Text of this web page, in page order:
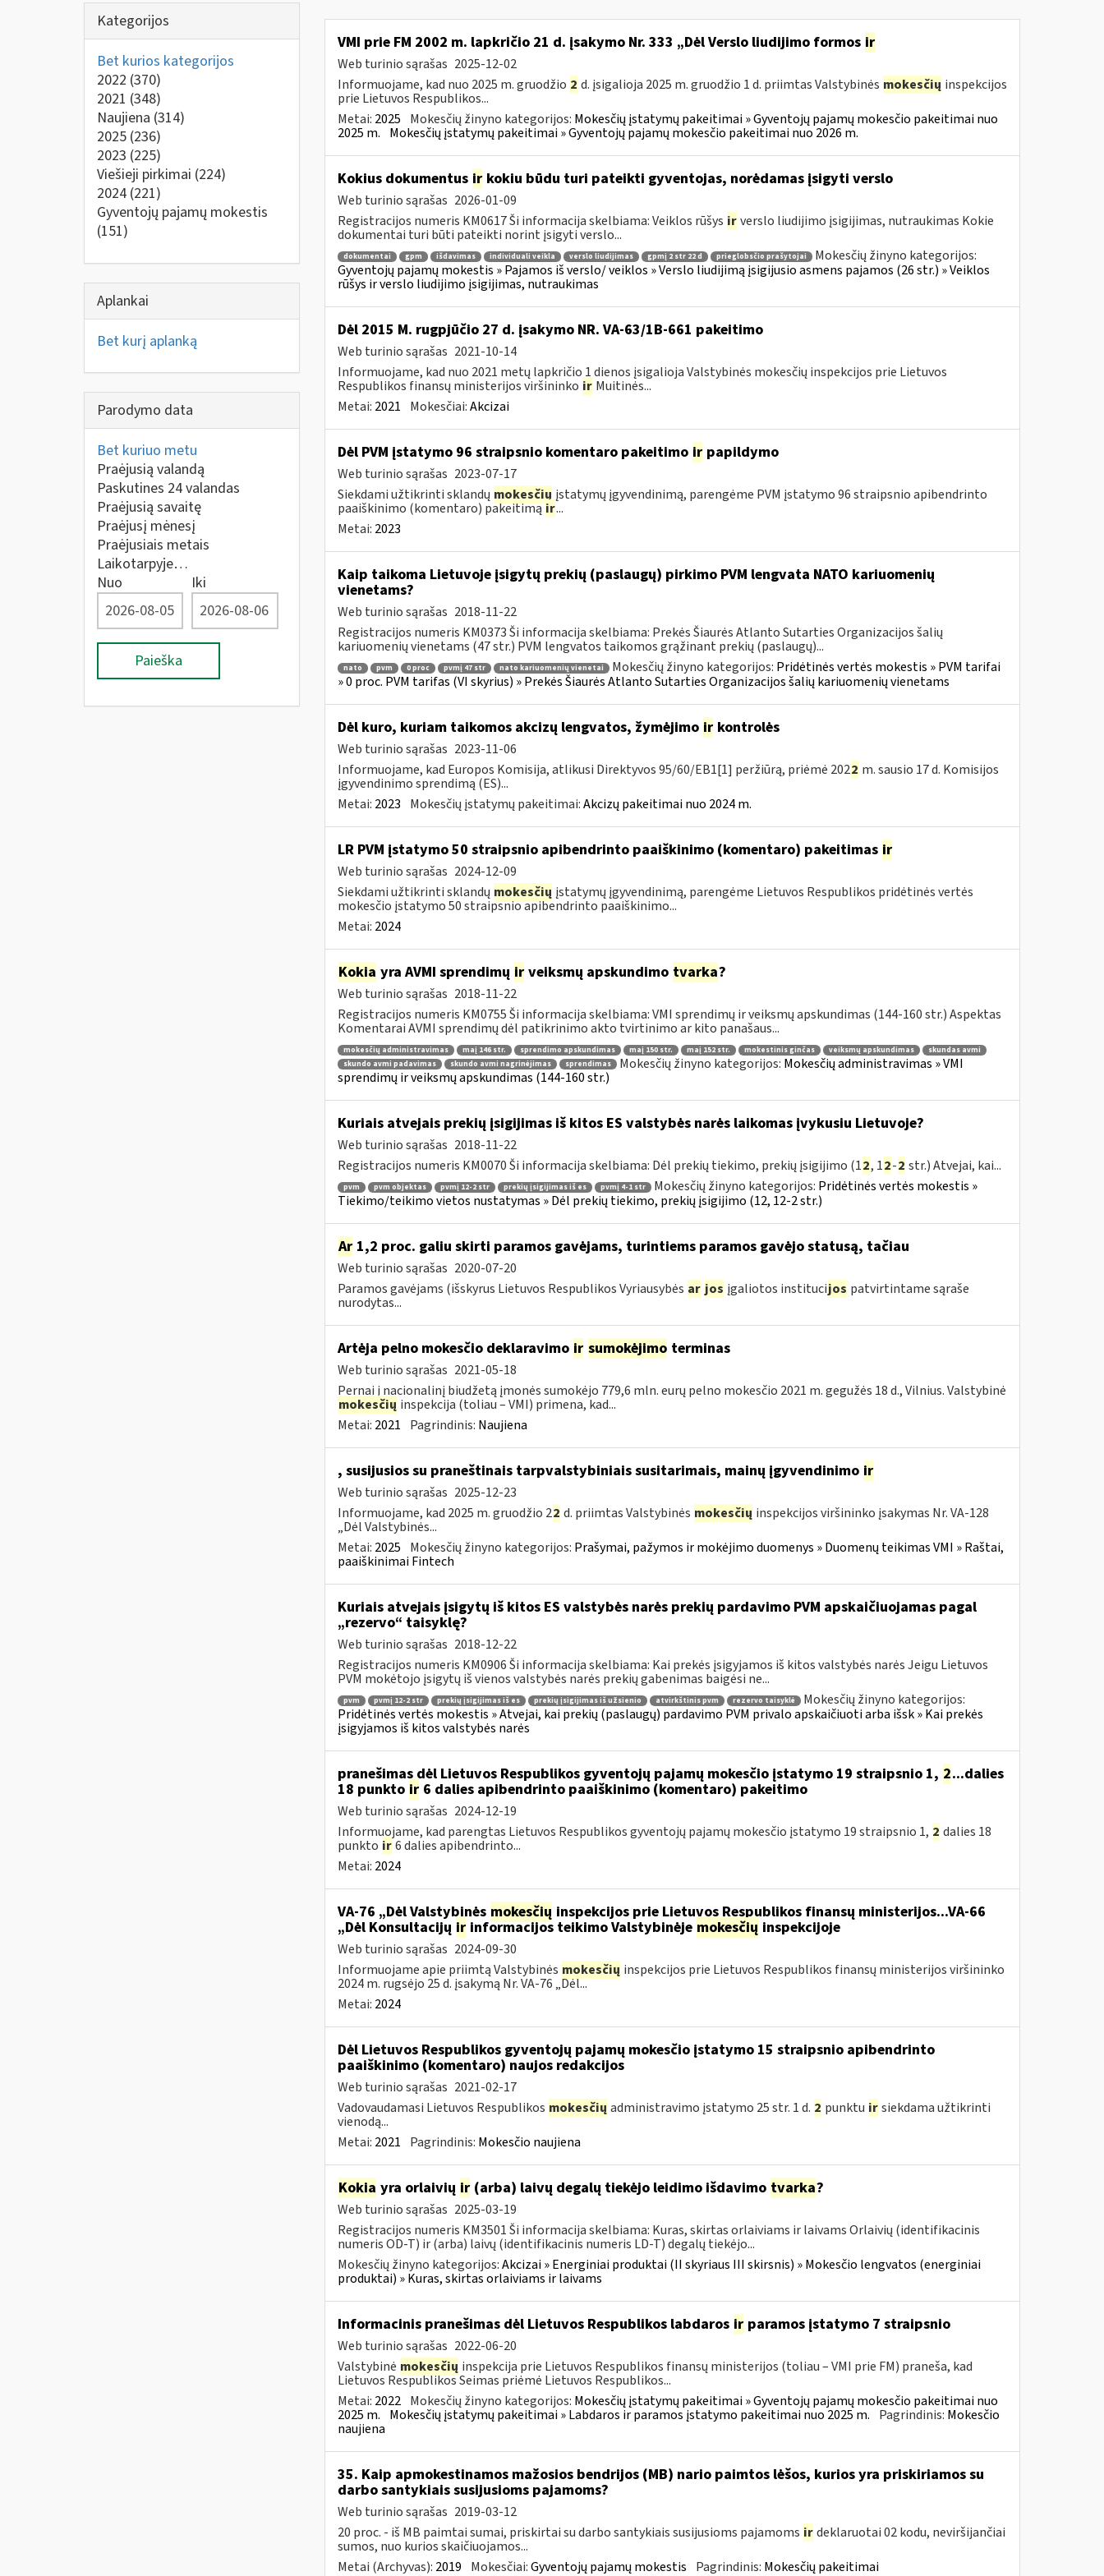
Kategorijos
Bet kurios kategorijos
2022 (370)
2021 (348)
Naujiena (314)
2025 (236)
2023 (225)
Viešieji pirkimai (224)
2024 (221)
Gyventojų pajamų mokestis
(151)
Aplankai
Bet kurį aplanką
Parodymo data
Bet kuriuo metu
Praėjusią valandą
Paskutines 24 valandas
Praėjusią savaitę
Praėjusį mėnesį
Praėjusiais metais
Laikotarpyje…
Nuo
Iki
Paieška
VMI prie FM 2002 m. lapkričio 21 d. įsakymo Nr. 333 „Dėl Verslo liudijimo formos ir
Web turinio sąrašas 2025-12-02
Informuojame, kad nuo 2025 m. gruodžio 2 d. įsigalioja 2025 m. gruodžio 1 d. priimtas Valstybinės mokesčių inspekcijos
prie Lietuvos Respublikos...
Metai: 2025 Mokesčių žinyno kategorijos: Mokesčių įstatymų pakeitimai » Gyventojų pajamų mokesčio pakeitimai nuo
2025 m. Mokesčių įstatymų pakeitimai » Gyventojų pajamų mokesčio pakeitimai nuo 2026 m.
Kokius dokumentus irkokiu būdu turi pateikti gyventojas, norėdamas įsigyti verslo
Web turinio sąrašas 2026-01-09
Registracijos numeris KM0617 Ši informacija skelbiama: Veiklos rūšys ir verslo liudijimo įsigijimas, nutraukimas Kokie
dokumentai turi būti pateikti norint įsigyti verslo...
dokumentai gpm išdavimas individuali veikla verslo liudijimas gpmį 2 str 22 d prieglobsčio prašytojai
Mokesčių žinyno kategorijos:
Gyventojų pajamų mokestis » Pajamos iš verslo/ veiklos » Verslo liudijimą įsigijusio asmens pajamos (26 str.) » Veiklos
rūšys ir verslo liudijimo įsigijimas, nutraukimas
Dėl 2015 M. rugpjūčio 27 d. įsakymo NR. VA-63/1B-661 pakeitimo
Web turinio sąrašas 2021-10-14
Informuojame, kad nuo 2021 metų lapkričio 1 dienos įsigalioja Valstybinės mokesčių inspekcijos prie Lietuvos
Respublikos finansų ministerijos viršininko ir Muitinės...
Metai: 2021 Mokesčiai:Akcizai
Dėl PVM įstatymo 96 straipsnio komentaro pakeitimo irpapildymo
Web turinio sąrašas 2023-07-17
Siekdami užtikrinti sklandų mokesčių įstatymų įgyvendinimą, parengėme PVM įstatymo 96 straipsnio apibendrinto
paaiškinimo (komentaro) pakeitimąir...
Metai: 2023
Kaip taikoma Lietuvoje įsigytų prekių (paslaugų) pirkimo PVM lengvata NATO kariuomenių
vienetams?
Web turinio sąrašas 2018-11-22
Registracijos numeris KM0373 Ši informacija skelbiama: Prekės Šiaurės Atlanto Sutarties Organizacijos šalių
kariuomenių vienetams (47 str.) PVM lengvatos taikomos grąžinant prekių (paslaugų)...
nato pvm 0 proc pvmį 47 str nato kariuomenių vienetai Mokesčių žinyno kategorijos: Pridėtinės vertės mokestis » PVM tarifai
» 0 proc. PVM tarifas (VI skyrius) » Prekės Šiaurės Atlanto Sutarties Organizacijos šalių kariuomenių vienetams
Dėl kuro, kuriam taikomos akcizų lengvatos, žymėjimo irkontrolės
Web turinio sąrašas 2023-11-06
Informuojame, kad Europos Komisija, atlikusi Direktyvos 95/60/EB1[1] peržiūrą, priėmė 2022 m. sausio 17 d. Komisijos
įgyvendinimo sprendimą (ES)...
Metai: 2023 Mokesčių įstatymų pakeitimai:Akcizų pakeitimai nuo 2024 m.
LR PVM įstatymo 50 straipsnio apibendrinto paaiškinimo (komentaro) pakeitimas ir
Web turinio sąrašas 2024-12-09
Siekdami užtikrinti sklandų mokesčių įstatymų įgyvendinimą, parengėme Lietuvos Respublikos pridėtinės vertės
mokesčio įstatymo 50 straipsnio apibendrinto paaiškinimo...
Metai: 2024
Kokia yra AVMI sprendimų irveiksmų apskundimo tvarka?
Web turinio sąrašas 2018-11-22
Registracijos numeris KM0755 Ši informacija skelbiama: VMI sprendimų ir veiksmų apskundimas (144-160 str.) Aspektas
Komentarai AVMI sprendimų dėl patikrinimo akto tvirtinimo ar kito panašaus...
mokesčių administravimas maį 146 str. sprendimo apskundimas maį 150 str. maį 152 str. mokestinis ginčas veiksmų apskundimas
skundas avmi
skundo avmi padavimas
skundo avmi nagrinėjimas sprendimas Mokesčių žinyno kategorijos: Mokesčių administravimas » VMI
sprendimų ir veiksmų apskundimas (144-160 str.)
Kuriais atvejais prekių įsigijimas iš kitos ES valstybės narės laikomas įvykusiu Lietuvoje?
Web turinio sąrašas 2018-11-22
Registracijos numeris KM0070 Ši informacija skelbiama: Dėl prekių tiekimo, prekių įsigijimo (12, 12-2 str.) Atvejai, kai...
pvm pvm objektas pvmį 12-2 str prekių įsigijimas iš es pvmį 4-1 str Mokesčių žinyno kategorijos: Pridėtinės vertės mokestis »
Tiekimo/teikimo vietos nustatymas » Dėl prekių tiekimo, prekių įsigijimo (12, 12-2 str.)
Ar1,2 proc. galiu skirti paramos gavėjams, turintiems paramos gavėjo statusą, tačiau
Web turinio sąrašas 2020-07-20
Paramos gavėjams (išskyrus Lietuvos Respublikos Vyriausybės ar jos įgaliotos institucijos patvirtintame sąraše
nurodytas...
Artėja pelno mokesčio deklaravimo ir sumokėjimo terminas
Web turinio sąrašas 2021-05-18
Pernai į nacionalinį biudžetą įmonės sumokėjo 779,6 mln. eurų pelno mokesčio 2021 m. gegužės 18 d., Vilnius. Valstybinė
mokesčių inspekcija (toliau – VMI) primena, kad...
Metai: 2021 Pagrindinis: Naujiena
, susijusios su praneštinais tarpvalstybiniais susitarimais, mainų įgyvendinimo ir
Web turinio sąrašas 2025-12-23
Informuojame, kad 2025 m. gruodžio 22 d. priimtas Valstybinės mokesčių inspekcijos viršininko įsakymas Nr. VA-128
„Dėl Valstybinės...
Metai: 2025 Mokesčių žinyno kategorijos: Prašymai, pažymos ir mokėjimo duomenys » Duomenų teikimas VMI » Raštai,
paaiškinimai Fintech
Kuriais atvejais įsigytų iš kitos ES valstybės narės prekių pardavimo PVM apskaičiuojamas pagal
„rezervo“ taisyklę?
Web turinio sąrašas 2018-12-22
Registracijos numeris KM0906 Ši informacija skelbiama: Kai prekės įsigyjamos iš kitos valstybės narės Jeigu Lietuvos
PVM mokėtojo įsigytų iš vienos valstybės narės prekių gabenimas baigėsi ne...
pvm pvmį 12-2 str prekių įsigijimas iš es prekių įsigijimas iš užsienio atvirkštinis pvm rezervo taisyklė
Mokesčių žinyno kategorijos:
Pridėtinės vertės mokestis » Atvejai, kai prekių (paslaugų) pardavimo PVM privalo apskaičiuoti arba išsk » Kai prekės
įsigyjamos iš kitos valstybės narės
pranešimas dėl Lietuvos Respublikos gyventojų pajamų mokesčio įstatymo 19 straipsnio 1, 2...dalies
18 punkto ir6 dalies apibendrinto paaiškinimo (komentaro) pakeitimo
Web turinio sąrašas 2024-12-19
Informuojame, kad parengtas Lietuvos Respublikos gyventojų pajamų mokesčio įstatymo 19 straipsnio 1, 2 dalies 18
punkto ir 6 dalies apibendrinto...
Metai: 2024
VA-76 „Dėl Valstybinės mokesčių inspekcijos prie Lietuvos Respublikos finansų ministerijos...VA-66
„Dėl Konsultacijų irinformacijos teikimo Valstybinėje mokesčių inspekcijoje
Web turinio sąrašas 2024-09-30
Informuojame apie priimtą Valstybinės mokesčių inspekcijos prie Lietuvos Respublikos finansų ministerijos viršininko
2024 m. rugsėjo 25 d. įsakymą Nr. VA-76 „Dėl...
Metai: 2024
Dėl Lietuvos Respublikos gyventojų pajamų mokesčio įstatymo 15 straipsnio apibendrinto
paaiškinimo (komentaro) naujos redakcijos
Web turinio sąrašas 2021-02-17
Vadovaudamasi Lietuvos Respublikos mokesčių administravimo įstatymo 25 str. 1 d. 2 punktu ir siekdama užtikrinti
vienodą...
Metai: 2021 Pagrindinis: Mokesčio naujiena
Kokia yra orlaivių ir(arba) laivų degalų tiekėjo leidimo išdavimo tvarka?
Web turinio sąrašas 2025-03-19
Registracijos numeris KM3501 Ši informacija skelbiama: Kuras, skirtas orlaiviams ir laivams Orlaivių (identifikacinis
numeris OD-T) ir (arba) laivų (identifikacinis numeris LD-T) degalų tiekėjo...
Mokesčių žinyno kategorijos:Akcizai » Energiniai produktai (II skyriaus III skirsnis) » Mokesčio lengvatos (energiniai
produktai) » Kuras, skirtas orlaiviams ir laivams
Informacinis pranešimas dėl Lietuvos Respublikos labdaros irparamos įstatymo 7 straipsnio
Web turinio sąrašas 2022-06-20
Valstybinė mokesčių inspekcija prie Lietuvos Respublikos finansų ministerijos (toliau – VMI prie FM) praneša, kad
Lietuvos Respublikos Seimas priėmė Lietuvos Respublikos...
Metai: 2022 Mokesčių žinyno kategorijos: Mokesčių įstatymų pakeitimai » Gyventojų pajamų mokesčio pakeitimai nuo
2025 m. Mokesčių įstatymų pakeitimai » Labdaros ir paramos įstatymo pakeitimai nuo 2025 m. Pagrindinis: Mokesčio
naujiena
35. Kaip apmokestinamos mažosios bendrijos (MB) nario paimtos lėšos, kurios yra priskiriamos su
darbo santykiais susijusioms pajamoms?
Web turinio sąrašas 2019-03-12
20 proc. - iš MB paimtai sumai, priskirtai su darbo santykiais susijusioms pajamoms ir deklaruotai 02 kodu, neviršijančiai
sumos, nuo kurios skaičiuojamos...
Metai (Archyvas): 2019 Mokesčiai:Gyventojų pajamų mokestis Pagrindinis: Mokesčių pakeitimai